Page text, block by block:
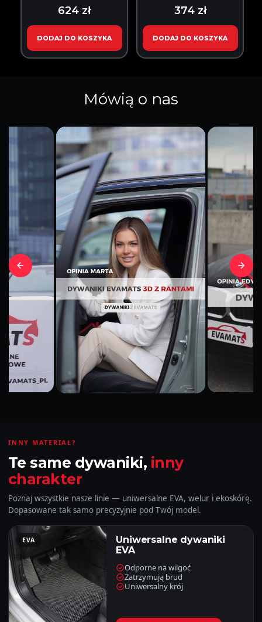
624 zł
DODAJ DO KOSZYKA
374 zł
DODAJ DO KOSZYKA
Mówią o nas
INNY MATERIAŁ?
Te same dywaniki, inny
charakter
Poznaj wszystkie nasze linie — uniwersalne EVA, welur i ekoskórę.
Dopasowane tak samo precyzyjnie pod Twój model.
EVA
Uniwersalne dywaniki
EVA
Odporne na wilgoć
Zatrzymują brud
Uniwersalny krój